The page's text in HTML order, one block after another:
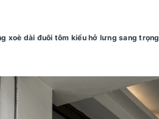
xoè dài đuôi tôm kiểu hở lưng sang trọng